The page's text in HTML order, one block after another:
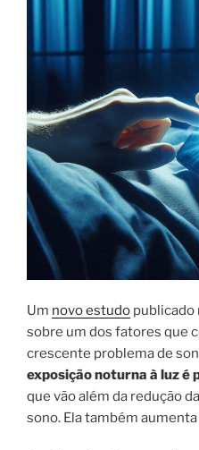
Um novo estudo publicado
sobre um dos fatores que
crescente problema de
exposição noturna à luz é
que vão além da redução
sono. Ela também